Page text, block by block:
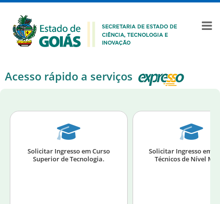
Acesso rápido a serviços
Solicitar Ingresso em Curso
Superior de Tecnologia.
Solicitar Ingresso em
Técnicos de Nível